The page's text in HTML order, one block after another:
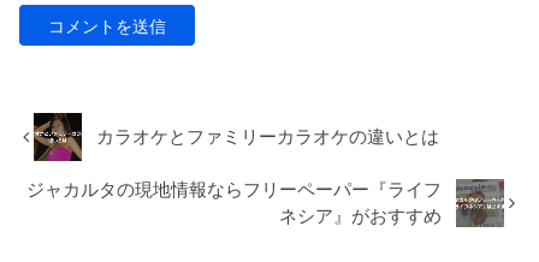
カラオケとファミリーカラオケの違いとは
ジャカルタの現地情報ならフリーペーパー『ライフ
ネシア』がおすすめ